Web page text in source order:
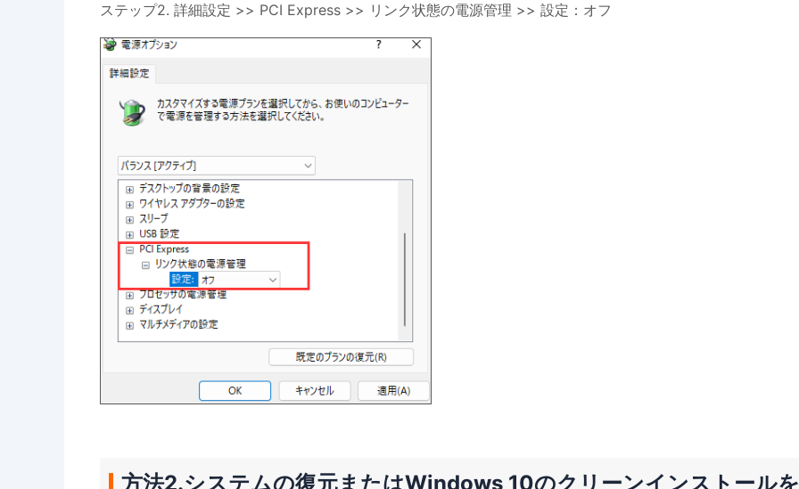
ステップ2. 詳細設定 >> PCI Express >> リンク状態の電源管理 >> 設定：オフ
方法2.システムの復元またはWindows 10のクリーンインストールを